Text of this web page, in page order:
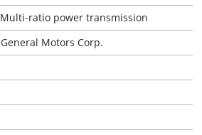
Multi-ratio power transmission
General Motors Corp.